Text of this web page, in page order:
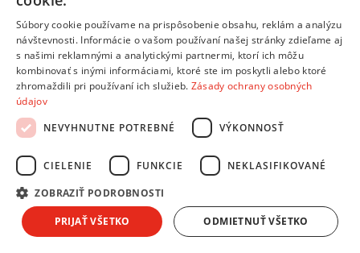
Skladom 4 kusy
6,99 €
Makro
Skladom 1 kus
23,99 €
Makro
17,99 €
Makro
Skladom 2 kusy
21,49 €
Súbory cookie používame na prispôsobenie obsahu, reklám a analýzu
návštevnosti. Informácie o vašom používaní našej stránky zdieľame aj
s našimi reklamnými a analytickými partnermi, ktorí ich môžu
kombinovať s inými informáciami, ktoré ste im poskytli alebo ktoré
zhromaždili pri používaní ich služieb. Zásady ochrany osobných
údajov
NEVYHNUTNE POTREBNÉ
VÝKONNOSŤ
CIELENIE FUNKCIE NEKLASIFIKOVANÉ
ZOBRAZIŤ PODROBNOSTI
PRIJAŤ VŠETKO ODMIETNUŤ VŠETKO